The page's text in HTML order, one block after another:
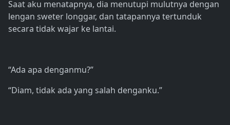
Saat aku menatapnya, dia menutupi mulutnya dengan
lengan sweter longgar, dan tatapannya tertunduk
secara tidak wajar ke lantai.
“Ada apa denganmu?”
“Diam, tidak ada yang salah denganku.”